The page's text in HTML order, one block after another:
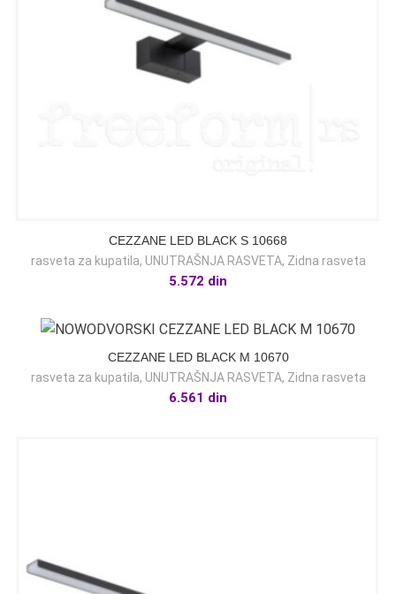
CEZZANE LED BLACK S 10668
rasveta za kupatila, UNUTRAŠNJA RASVETA, Zidna rasveta
5.572 din
CEZZANE LED BLACK M 10670
rasveta za kupatila, UNUTRAŠNJA RASVETA, Zidna rasveta
6.561 din